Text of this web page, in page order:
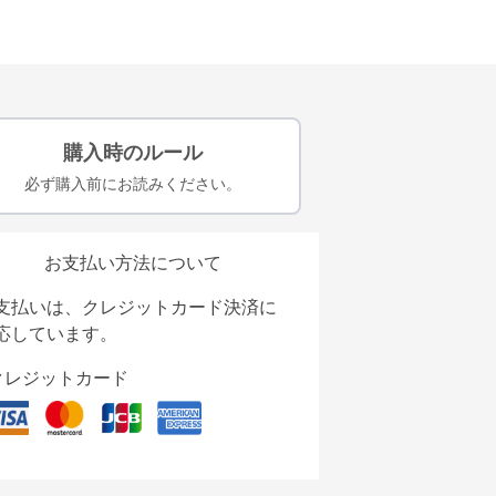
購入時のルール
必ず購入前にお読みください。
お支払い方法について
払いは、クレジットカード決済に
しています。
レジットカード